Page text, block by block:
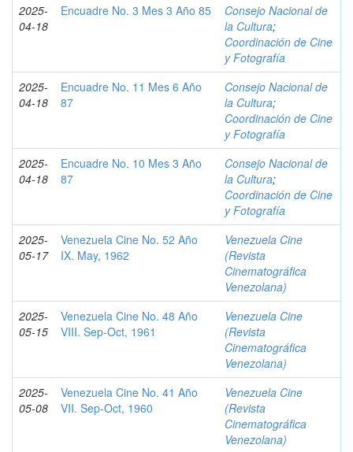
2025-
04-18
Encuadre No. 3 Mes 3 Año 85
Consejo Nacional de
la Cultura;
Coordinación de Cine
y Fotografía
2025-
04-18
Encuadre No. 11 Mes 6 Año
87
Consejo Nacional de
la Cultura;
Coordinación de Cine
y Fotografía
2025-
04-18
Encuadre No. 10 Mes 3 Año
87
Consejo Nacional de
la Cultura;
Coordinación de Cine
y Fotografía
2025-
05-17
Venezuela Cine No. 52 Año
IX. May, 1962
Venezuela Cine
(Revista
Cinematográfica
Venezolana)
2025-
05-15
Venezuela Cine No. 48 Año
VIII. Sep-Oct, 1961
Venezuela Cine
(Revista
Cinematográfica
Venezolana)
2025-
05-08
Venezuela Cine No. 41 Año
VII. Sep-Oct, 1960
Venezuela Cine
(Revista
Cinematográfica
Venezolana)